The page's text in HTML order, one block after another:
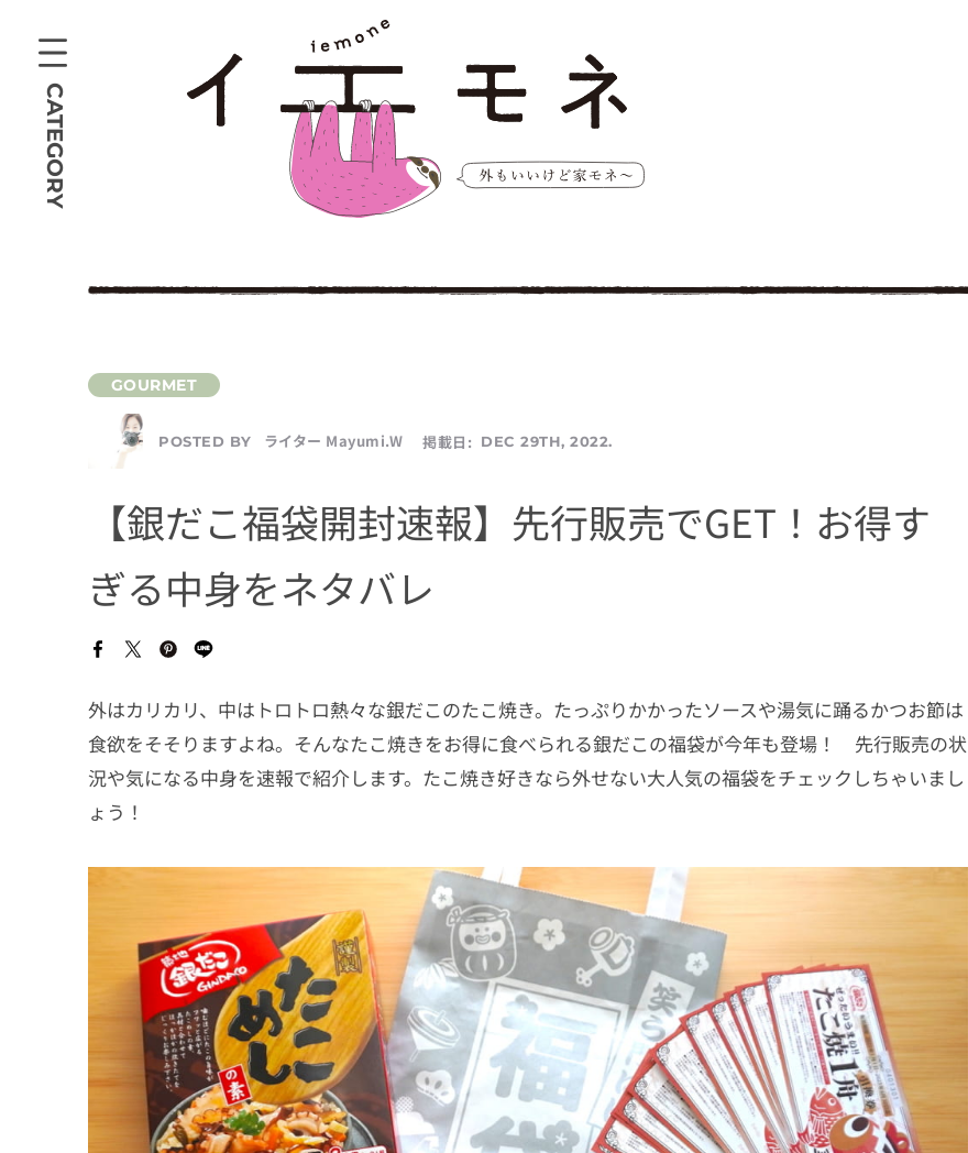
CATEGORY
POSTED BY ライター Mayumi.W 掲載日: DEC 29TH, 2022.
【銀だこ福袋開封速報】先行販売でGET！お得す
ぎる中身をネタバレ
外はカリカリ、中はトロトロ熱々な銀だこのたこ焼き。たっぷりかかったソースや湯気に踊るかつお節は
食欲をそそりますよね。そんなたこ焼きをお得に食べられる銀だこの福袋が今年も登場！ 先行販売の状
況や気になる中身を速報で紹介します。たこ焼き好きなら外せない大人気の福袋をチェックしちゃいまし
ょう！